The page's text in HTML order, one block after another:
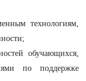
технологиям,
обучающихся,
по поддержке